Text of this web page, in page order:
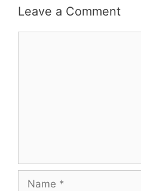
Leave a Comment